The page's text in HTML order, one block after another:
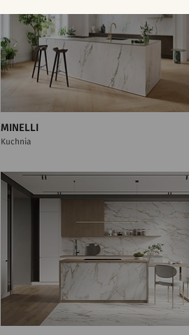
MINELLI
Kuchnia